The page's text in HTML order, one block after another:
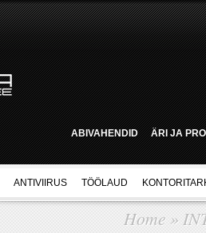
ABIVAHENDID ÄRI JA
ANTIVIIRUS TÖÖLAUD
Home »